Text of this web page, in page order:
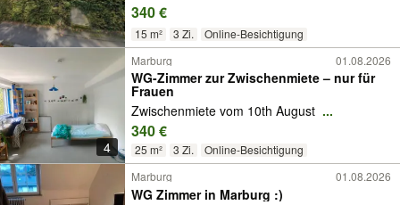
340 €
15 m² 3 Zi. Online-Besichtigung
4
Marburg 01.08.2026
WG-Zimmer zur Zwischenmiete – nur für
Frauen
Zwischenmiete vom 10th August ...
340 €
25 m² 3 Zi. Online-Besichtigung
Marburg 01.08.2026
WG Zimmer in Marburg :)